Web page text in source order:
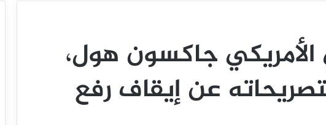
الأمريكي جاكسون هول،
عن إيقاف رفع